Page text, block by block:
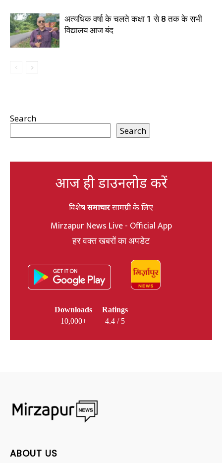
अत्यधिक वर्षा के चलते कक्षा 1 से 8 तक के सभी
विद्यालय आज बंद
Search
Search
आज ही डाउनलोड करें
विशेषसमाचारसामग्री के लिए
Mirzapur News Live - Official App
हर वक्त खबरों का अपडेट
Downloads
10,000+
Ratings
4.4 / 5
ABOUT US